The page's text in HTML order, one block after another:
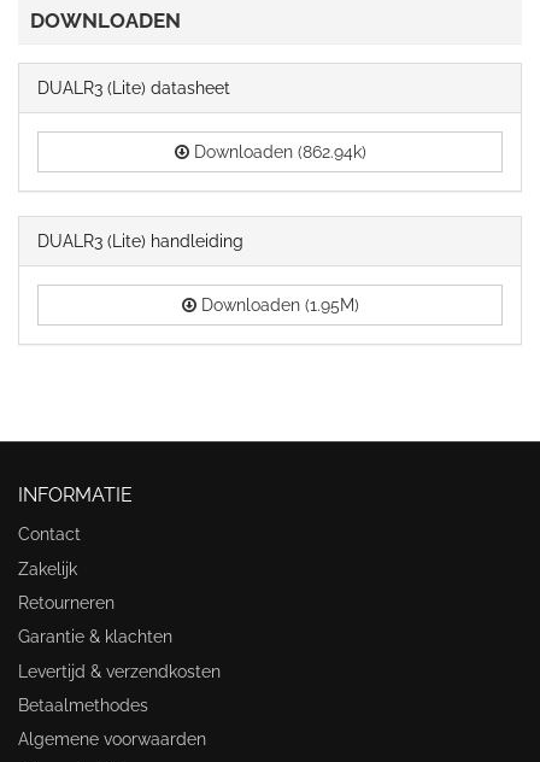
DOWNLOADEN
DUALR3 (Lite) datasheet
Downloaden (862.94k)
DUALR3 (Lite) handleiding
Downloaden (1.95M)
INFORMATIE
Contact
Zakelijk
Retourneren
Garantie & klachten
Levertijd & verzendkosten
Betaalmethodes
Algemene voorwaarden